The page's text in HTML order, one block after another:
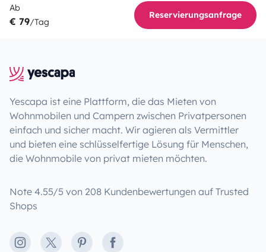
Ab
€ 79/Tag
Reservierungsanfrage
Yescapa ist eine Plattform, die das Mieten von
Wohnmobilen und Campern zwischen Privatpersonen
einfach und sicher macht. Wir agieren als Vermittler
und bieten eine schlüsselfertige Lösung für Menschen,
die Wohnmobile von privat mieten möchten.
Note 4.55/5 von 208 Kundenbewertungen auf Trusted
Shops
Instagram
X PinterestFacebook